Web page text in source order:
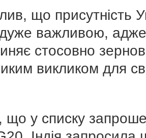
що присутність
дуже важливою, адже
стосовно
викликом для
що у списку